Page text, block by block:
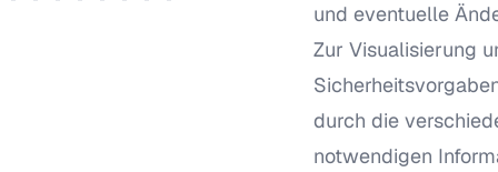
und eventuelle
Zur Visualisierung
durch die
notwendigen